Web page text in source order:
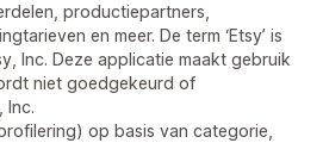
productiepartners,
en meer. De term ‘Etsy’ is
Inc. Deze applicatie maakt gebruik
niet goedgekeurd of
Inc.
op basis van categorie,